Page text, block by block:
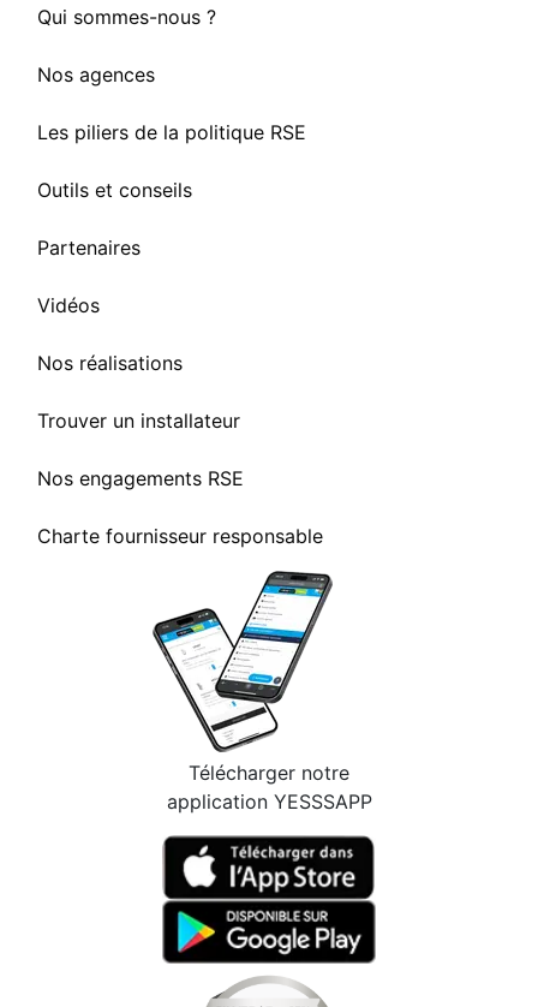
Qui sommes-nous ?
Nos agences
Les piliers de la politique RSE
Outils et conseils
Partenaires
Vidéos
Nos réalisations
Trouver un installateur
Nos engagements RSE
Charte fournisseur responsable
Télécharger notre
application YESSSAPP